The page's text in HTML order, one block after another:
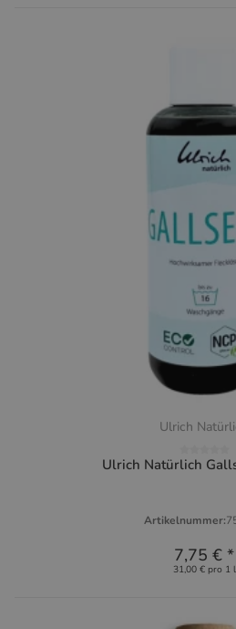
Ulrich
Ulrich Natürlich
Artikelnummer:
7,75 € *
31,00 € pro 1 l